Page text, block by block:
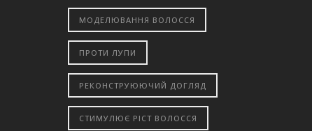
МОДЕЛЮВАННЯ ВОЛОССЯ
ПРОТИ ЛУПИ
РЕКОНСТРУЮЮЧИЙ ДОГЛЯД
СТИМУЛЮЄ РІСТ ВОЛОССЯ